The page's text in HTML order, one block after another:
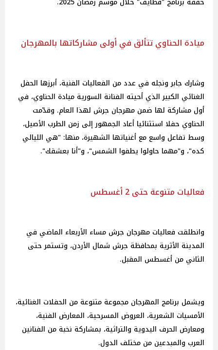
ميادة الحناوي تتألق في أولى مشاركاتها بالمهرجان
وشارك جابر ونجله في عدد من الفعاليات الفنية، أبرزها الحفل
الغنائي الكبير الذي أحيته الفنانة السورية ميادة الحناوي، في
أول مشاركة لها ضمن مهرجان جرش لهذا العام. وقدّمت
الحناوي حفلا استثنائيا أعاد الجمهور إلى زمن الطرب الأصيل،
وسط تفاعل واسع مع أغنياتها الشهيرة، منها: "هي الليالي
كده"، و"مهما حاولوا يطفوا الشمس"، و"أنا بعشقك".
فعاليات متنوعة حتى 2 أغسطس
وانطلقت فعاليات مهرجان جرش مساء الأربعاء الماضي في
المدينة الأثرية بمحافظة جرش شمال الأردن، وتستمر حتى
الثاني من أغسطس المقبل.
ويشمل برنامج المهرجان مجموعة متنوعة من الحفلات الغنائية،
الأمسيات الشعرية، العروض المسرحية، المعارض الفنية،
ومعارض الحرف اليدوية والتراثية، بمشاركة نخبة من الفنانين
العرب والمبدعين من مختلف الدول.